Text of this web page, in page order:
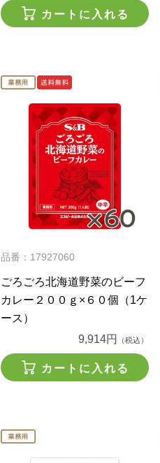
カートに入れる
品番：17927060
ごろごろ北海道野菜のビーフ
カレー２００ｇ×６０個（1ケ
ース）
9,914円
（税込）
カートに入れる